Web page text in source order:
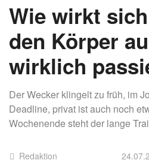
Wie wirkt
den Körper
wirklich
Der Wecker klingelt zu früh, im
Deadline, privat ist auch noch
Wochenende steht der lange
Redaktion